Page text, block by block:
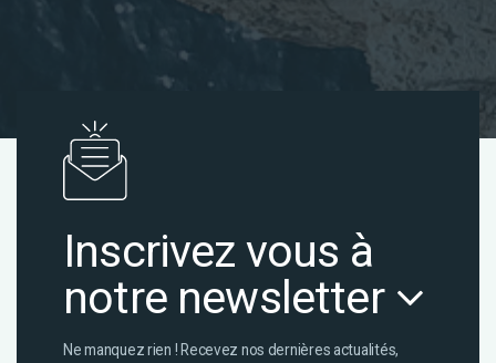
Inscrivez vous à
notre newsletter
Ne manquez rien ! Recevez nos dernières actualités,